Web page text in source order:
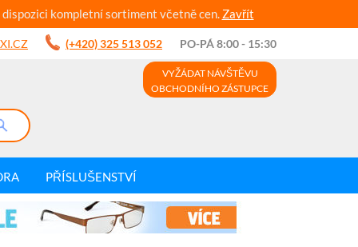
kompletní sortiment včetně cen. Zavřít
(+420) 325 513 052 PO-PÁ 8:00 - 15:30
VYŽÁDAT NÁVŠTĚVU
OBCHODNÍHO ZÁSTUPCE
PŘÍSLUŠENSTVÍ